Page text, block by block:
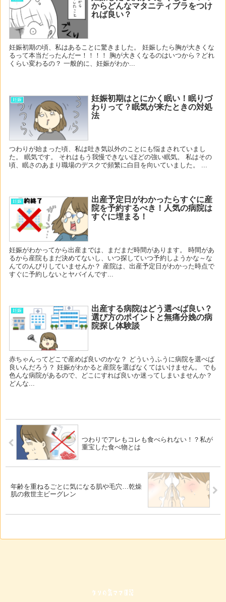
からどんなマタニティブラをつけ
れば良い？
妊娠初期の頃、私はあることに驚きました。 妊娠したら胸が大きくな
るって本当だったんだー！！！！ 胸が大きくなるのはいつから？どれ
くらい変わるの？ 一般的に、妊娠がわか...
妊娠
妊娠初期はとにかく眠い！眠りづ
わりって？眠気が来たときの対処
法
つわりが始まった頃、私は吐き気以外のことにも悩まされていまし
た。 眠気です。 それはもう我慢できないほどの強い眠気。 私はその
頃、眠さのあまり職場のデスクで頻繁に白目を向いていました。 ...
妊娠
出産予定日がわかったらすぐに産
院を予約するべき！人気の病院は
すぐに埋まる！
妊娠がわかってから出産までは、まだまだ時間があります。 時間があ
るから産院もまだ決めてないし、いつ探していつ予約しようかな～な
んてのんびりしていませんか？ 産院は、出産予定日がわかった時点で
すぐに予約しないとヤバイんです...
妊娠
出産する病院はどう選べば良い？
選び方のポイントと無痛分娩の病
院探し体験談
赤ちゃんってどこで産めば良いのかな？ どういうふうに病院を選べば
良いんだろう？ 妊娠がわかると産院を選ばなくてはいけません。 でも
色んな病院があるので、どこにすれば良いか迷ってしまいませんか？
どんな...
つわりでアレもコレも食べられない！？私が
重宝した食べ物とは
年齢を重ねるごとに気になる肌や毛穴…乾燥
肌の救世主ビーグレン